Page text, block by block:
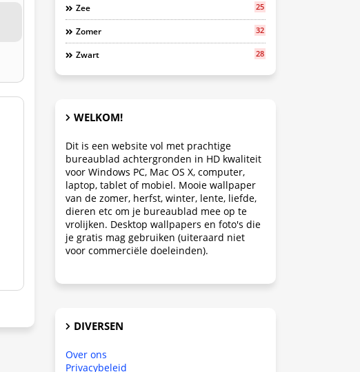
Zee 25
Zomer 32
Zwart 28
WELKOM!
Dit is een website vol met prachtige
bureaublad achtergronden in HD kwaliteit
voor Windows PC, Mac OS X, computer,
laptop, tablet of mobiel. Mooie wallpaper
van de zomer, herfst, winter, lente, liefde,
dieren etc om je bureaublad mee op te
vrolijken. Desktop wallpapers en foto's die
je gratis mag gebruiken (uiteraard niet
voor commerciële doeleinden).
DIVERSEN
Over ons
Privacybeleid